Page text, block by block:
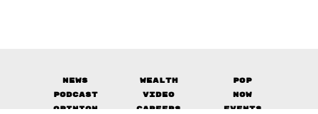
News Wealth
Pop
Podcast
Video
Now
Opinion
Careers
Events